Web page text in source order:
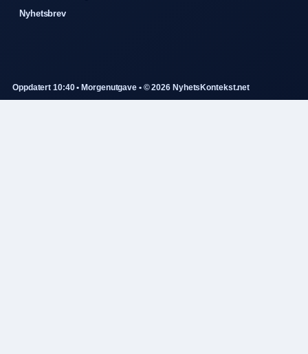
Nyhetsbrev
Oppdatert 10:40 • Morgenutgave • © 2026 NyhetsKontekst.net